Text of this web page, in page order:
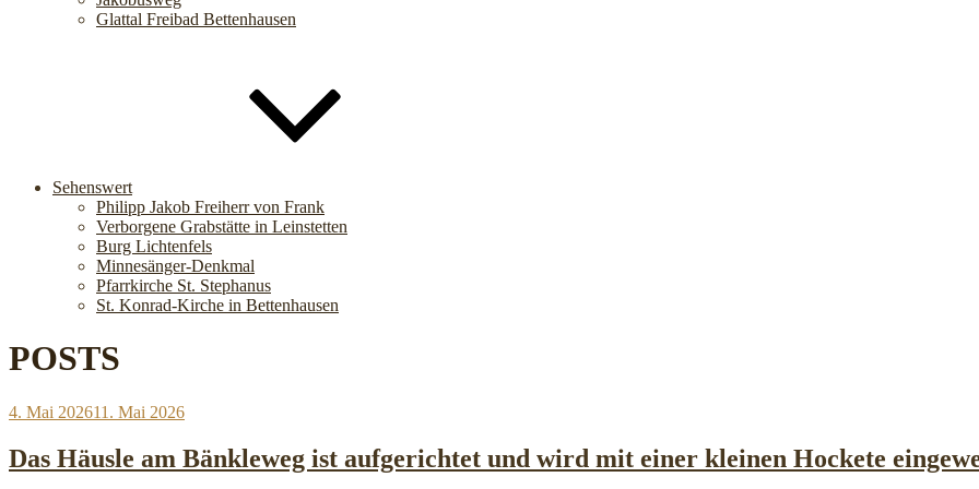
Glattal Freibad Bettenhausen
Sehenswert
Philipp Jakob Freiherr von Frank
Verborgene Grabstätte in Leinstetten
Burg Lichtenfels
Minnesänger-Denkmal
Pfarrkirche St. Stephanus
St. Konrad-Kirche in Bettenhausen
POSTS
Veröffentlicht
4. Mai 202611. Mai 2026
Das Häusle am Bänkleweg ist aufgerichtet und wird mit einer kleinen Hockete